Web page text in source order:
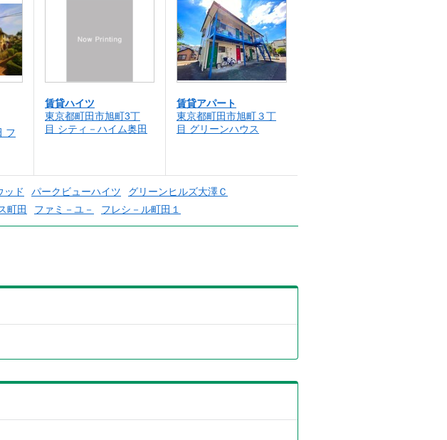
フ
賃貸ハイツ
東京都町田市旭町3丁
目 シティ－ハイム奥田
賃貸アパート
東京都町田市旭町３丁
目 グリーンハウス
ッド パークビューハイツ
グリーンヒルズ大澤Ｃ
町田 ファミ－ユ－ フレシ－ル町田１